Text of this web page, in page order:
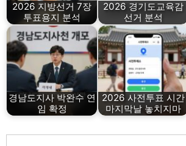
2026 지방선거 7장
투표용지 분석
2026 경기도교육감
선거 분석
경남도지사 박완수 연
임 확정
2026 사전투표 시간
마지막날 놓치지마